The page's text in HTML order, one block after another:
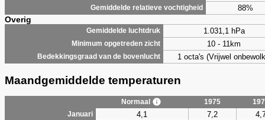
Gemiddelde relatieve vochtigheid 88%
Overig
Gemiddelde luchtdruk 1.031,1 hPa
Minimum opgetreden zicht 10 - 11km
Bedekkingsgraad van de bovenlucht 1 octa's (Vrijwel
Maandgemiddelde temperaturen
Normaal 1975
Januari
4,1 7,2